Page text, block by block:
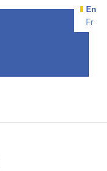
En
Fr